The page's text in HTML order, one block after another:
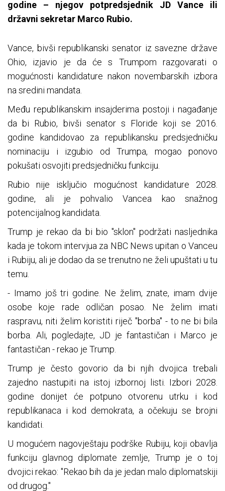
godine – njegov potpredsjednik JD Vance ili
državni sekretar Marco Rubio.
Vance, bivši republikanski senator iz savezne države
Ohio, izjavio je da će s Trumpom razgovarati o
mogućnosti kandidature nakon novembarskih izbora
na sredini mandata.
Među republikanskim insajderima postoji i nagađanje
da bi Rubio, bivši senator s Floride koji se 2016.
godine kandidovao za republikansku predsjedničku
nominaciju i izgubio od Trumpa, mogao ponovo
pokušati osvojiti predsjedničku funkciju.
Rubio nije isključio mogućnost kandidature 2028.
godine, ali je pohvalio Vancea kao snažnog
potencijalnog kandidata.
Trump je rekao da bi bio "sklon" podržati nasljednika
kada je tokom intervjua za NBC News upitan o Vanceu
i Rubiju, ali je dodao da se trenutno ne želi upuštati u tu
temu.
- Imamo još tri godine. Ne želim, znate, imam dvije
osobe koje rade odličan posao. Ne želim imati
raspravu, niti želim koristiti riječ "borba" - to ne bi bila
borba. Ali, pogledajte, JD je fantastičan i Marco je
fantastičan - rekao je Trump.
Trump je često govorio da bi njih dvojica trebali
zajedno nastupiti na istoj izbornoj listi. Izbori 2028.
godine donijet će potpuno otvorenu utrku i kod
republikanaca i kod demokrata, a očekuju se brojni
kandidati.
U mogućem nagovještaju podrške Rubiju, koji obavlja
funkciju glavnog diplomate zemlje, Trump je o toj
dvojici rekao: "Rekao bih da je jedan malo diplomatskiji
od drugog."